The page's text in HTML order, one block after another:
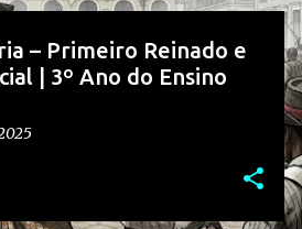
– Primeiro Reinado e
| 3º Ano do Ensino